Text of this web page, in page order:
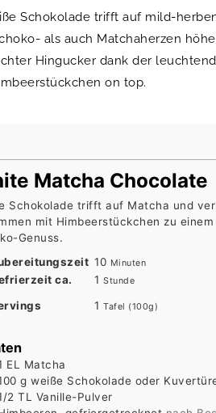
Schokolade trifft auf mild-
als auch Matchaherzen
Hingucker dank der
on top.
Matcha Chocolate
Schokolade trifft auf Matcha und
mit Himbeerstückchen zu
Genuss.
10Minuten
Minuten
ca. 1 Stunde
Stunde
1 Tafel (100g)
EL
Matcha
g weiße Schokolade oder
2 TL
Vanille-Pulver